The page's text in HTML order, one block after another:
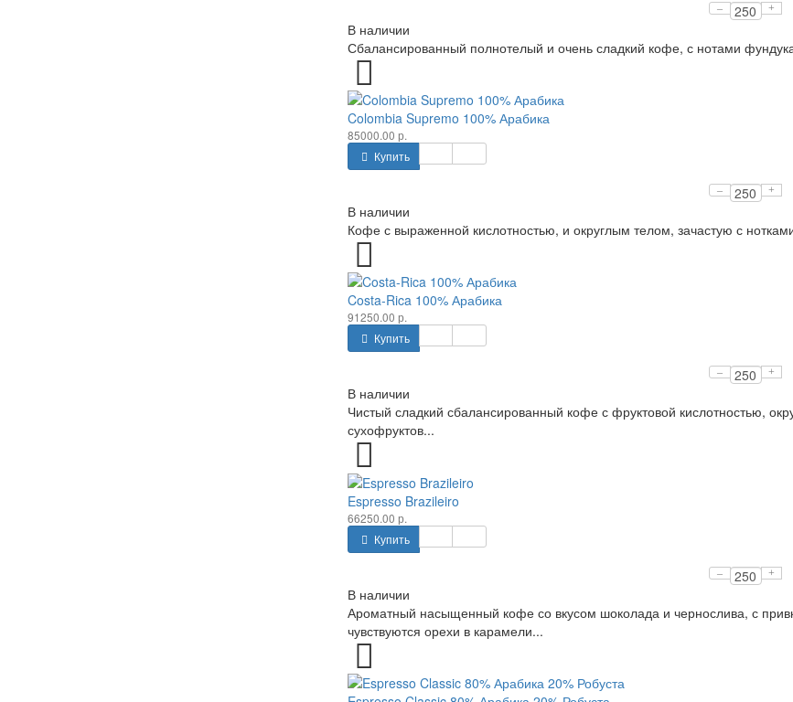
– +
В наличии
Сбалансированный полнотелый и очень сладкий кофе, с нотами
Colombia Supremo 100% Арабика
85000.00 р.
Купить
– +
В наличии
Кофе с выраженной кислотностью, и округлым телом, зачастую с
Costa-Rica 100% Арабика
91250.00 р.
Купить
– +
В наличии
Чистый сладкий сбалансированный кофе с фруктовой кислотностью,
сухофруктов...
Espresso Brazileiro
66250.00 р.
Купить
– +
В наличии
Ароматный насыщенный кофе со вкусом шоколада и чернослива, с
чувствуются орехи в карамели...